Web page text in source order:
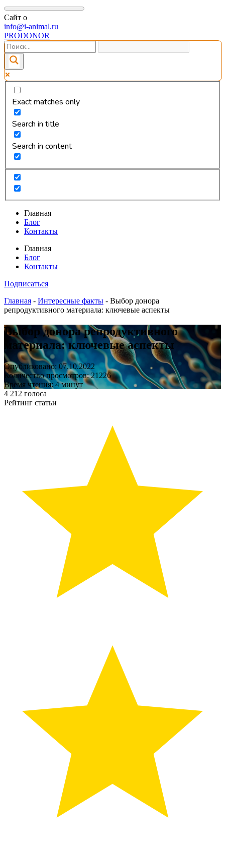
Сайт о
info@i-animal.ru
PRODONOR
Exact matches only
Search in title
Search in content
Главная
Блог
Контакты
Главная
Блог
Контакты
Подписаться
Главная - Интересные факты - Выбор донора
репродуктивного материала: ключевые аспекты
Выбор донора репродуктивного
материала: ключевые аспекты
Опубликовано: 07.10.2022
Количество просмотров: 21226
Время чтения: 4 минут
4 212 голоса
Рейтинг статьи